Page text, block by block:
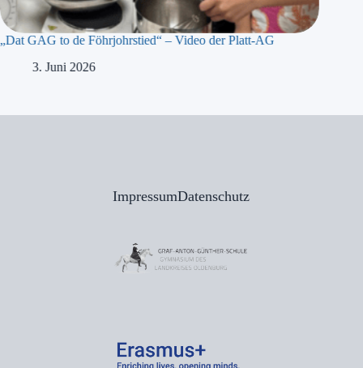
„Dat GAG to de Föhrjohrstied“ – Video der Platt-AG
3. Juni 2026
ImpressumDatenschutz